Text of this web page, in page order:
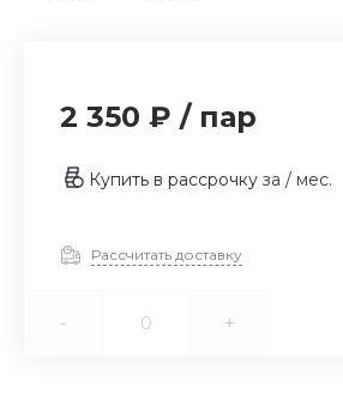
2 350 ₽ / пар
Купить в рассрочку за / мес.
Рассчитать доставку
- +